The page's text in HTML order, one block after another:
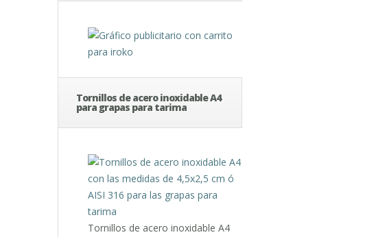
Tornillos de acero inoxidable A4
para grapas para tarima
Tornillos de acero inoxidable A4